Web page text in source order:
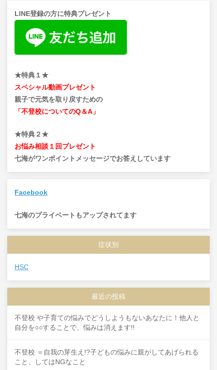
LINE登録の方に特典プレゼント
★特典１★
スペシャル動画プレゼント
親子で元気を取り戻すための
「不登校についてのQ＆A」
★特典２★
お悩み相談１回プレゼント
七海がワンポイントメッセージでお答えしています
Facebook
七海のプライベートもアップされてます
症状別
HSC
最近の投稿
不登校 や子育ての悩みでどうしようもないあなたに！他人と
自分を○○することで、悩みは消えます!!
不登校 ＝自我の芽生え!?子どもの悩みに親がしてあげられる
こと、してはNGなこと